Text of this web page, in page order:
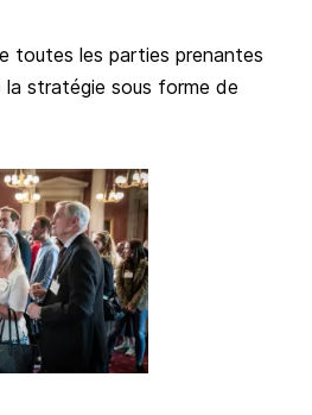
toutes les parties prenantes
la stratégie sous forme de